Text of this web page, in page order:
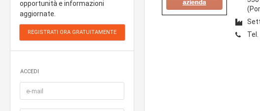
opportunità e informazioni
aggiornate.
ACCEDI
Tel.